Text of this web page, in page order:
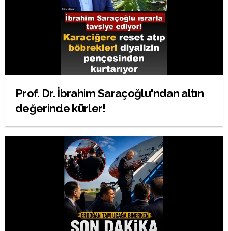
Prof. Dr. İbrahim Saraçoğlu'ndan altın
değerinde kürler!